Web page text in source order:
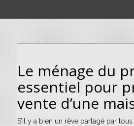
Le ménage du
essentiel pour
vente d’une
S’il y a bien un rêve partagé par tous